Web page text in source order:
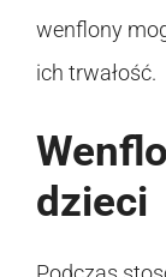
wenflony
ich trwałość.
dzieci